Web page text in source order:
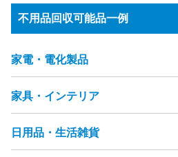
不用品回収可能品一例
家電・電化製品
テレビ 冷蔵庫 洗濯機
照明器具・ライト
加湿器 除湿器
電動歯ブラシ
電気カミソリ
家具・インテリア
テーブル ソファ
マッサージチェア
ベッド マット
日用品・生活雑貨